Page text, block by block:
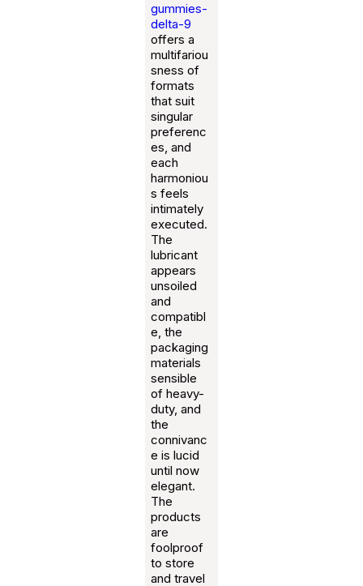
gummies-
delta-9
offers a
multifariou
sness of
formats
that suit
singular
preferenc
es, and
each
harmoniou
s feels
intimately
executed.
The
lubricant
appears
unsoiled
and
compatibl
e, the
packaging
materials
sensible
of heavy-
duty, and
the
connivanc
e is lucid
until now
elegant.
The
products
are
foolproof
to store
and travel